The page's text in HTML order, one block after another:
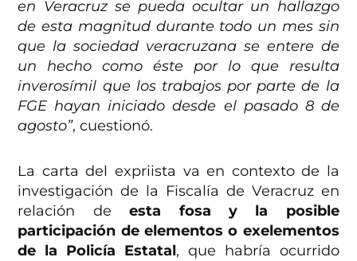
en Veracruz se pueda ocultar un hallazgo
de esta magnitud durante todo un mes sin
que la sociedad veracruzana se entere de
un hecho como éste por lo que resulta
inverosímil que los trabajos por parte de la
FGE hayan iniciado desde el pasado 8 de
agosto”, cuestionó.
La carta del expriista va en contexto de la
investigación de la Fiscalía de Veracruz en
relación deesta fosa y la posible
participación de elementos o exelementos
de la Policía Estatal, que habría ocurrido